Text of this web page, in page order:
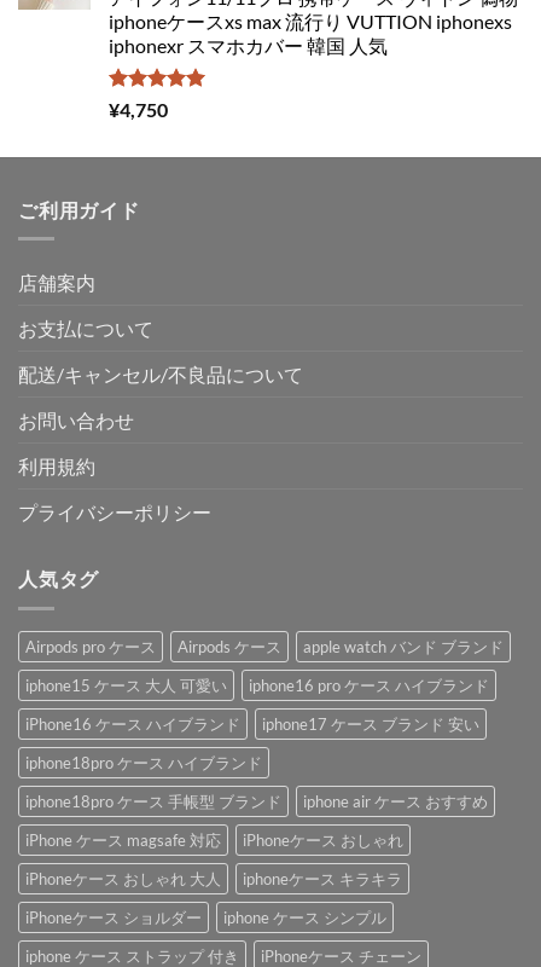
iphoneケースxs max 流行り VUTTION iphonexs
iphonexr スマホカバー 韓国 人気
5段階中
5.00
¥4,750
ご利用ガイド
店舗案内
お支払について
配送/キャンセル/不良品について
お問い合わせ
利用規約
プライバシーポリシー
人気タグ
Airpods pro ケース Airpods ケース
apple watch バンド ブランド
iphone15 ケース 大人 可愛い
iphone16 pro ケース ハイブランド
iPhone16 ケース ハイブランド
iphone17 ケース ブランド 安い
iphone18pro ケース ハイブランド
iphone18pro ケース 手帳型 ブランド
iphone air ケース おすすめ
iPhone ケース magsafe 対応
iPhoneケース おしゃれ
iPhoneケース おしゃれ 大人
iphoneケース キラキラ
iPhoneケース ショルダー
iphone ケース シンプル
iphone ケース ストラップ 付き
iPhoneケース チェーン